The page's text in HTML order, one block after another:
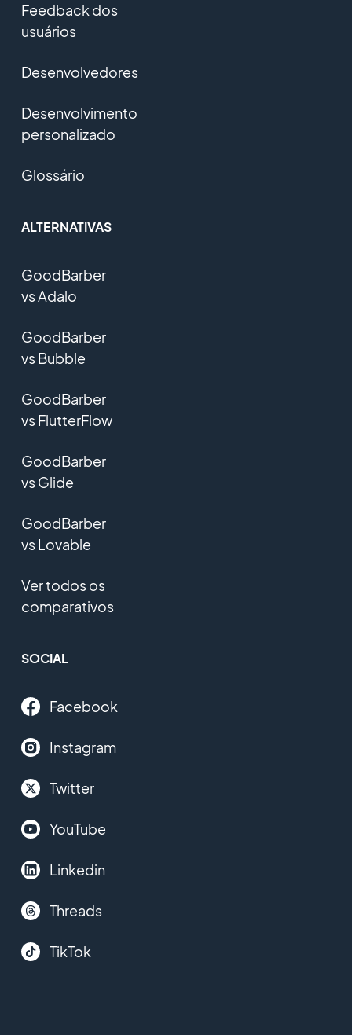
Feedback dos
usuários
Desenvolvedores
Desenvolvimento
personalizado
Glossário
ALTERNATIVAS
GoodBarber
vs Adalo
GoodBarber
vs Bubble
GoodBarber
vs FlutterFlow
GoodBarber
vs Glide
GoodBarber
vs Lovable
Ver todos os
comparativos
SOCIAL
Facebook
Instagram
Twitter
YouTube
Linkedin
Threads
TikTok